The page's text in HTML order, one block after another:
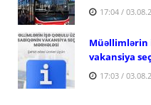
17:04 /
Müəllimlərin
vakansiya
17:03 /